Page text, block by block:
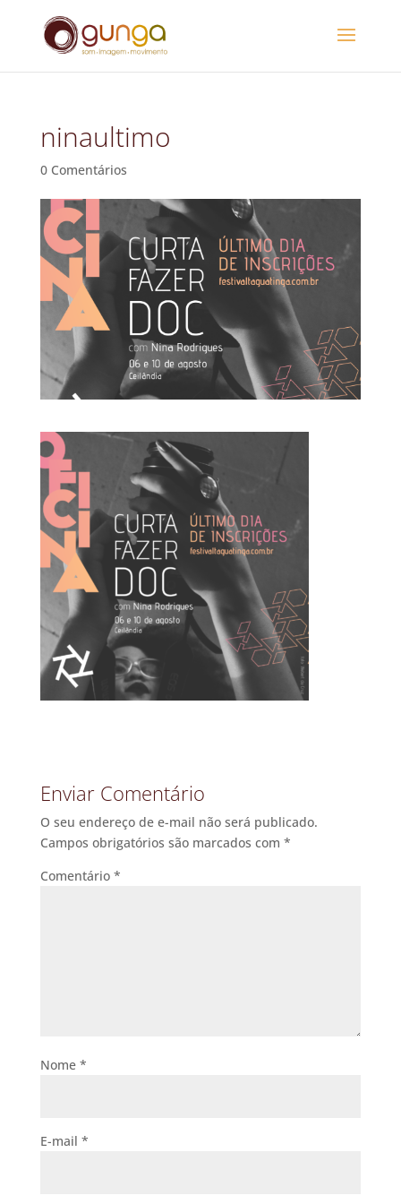
ninaultimo
0 Comentários
Enviar Comentário
O seu endereço de e-mail não será publicado.
Campos obrigatórios são marcados com *
Comentário *
Nome *
E-mail *